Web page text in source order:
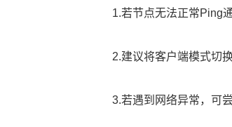
1.若节点无法正常Ping
2.建议将客户端模式切
3.若遇到网络异常，可